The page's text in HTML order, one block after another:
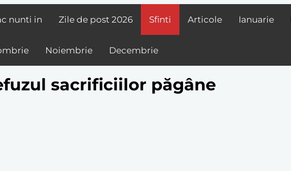
nunti in Zile de post 2026 Sfinti Articole Ianuarie
Noiembrie Decembrie
sacrificiilor păgâne